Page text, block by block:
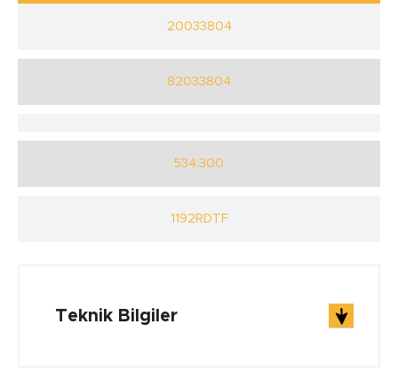
20033804
82033804
534.300
1192RDTF
Teknik Bilgiler